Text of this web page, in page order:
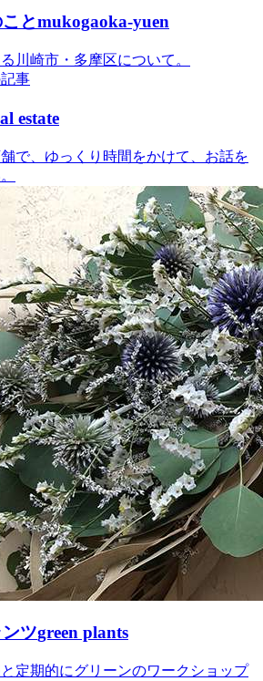
とmukogaoka-yuen
川崎市・多摩区について。
estate
で、ゆっくり時間をかけて、お話を
ツgreen plants
定期的にグリーンのワークショップ